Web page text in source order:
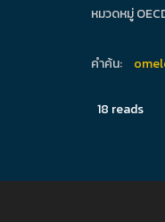
หมวดหมู่
คำค้น:
18 reads